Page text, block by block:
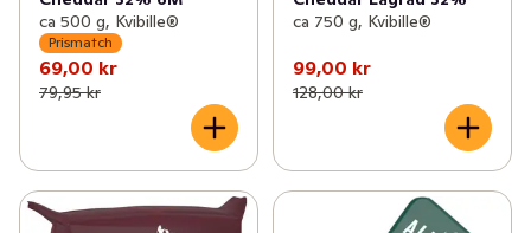
ca 500 g, Kvibille®
Prismatch
69,00 kr
79,95 kr
ca 750 g, Kvibille®
99,00 kr
128,00 kr